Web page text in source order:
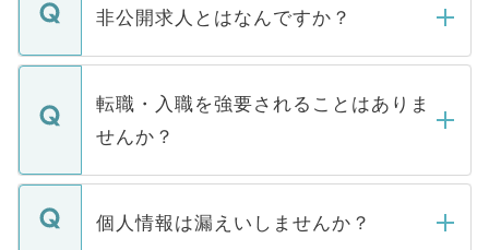
登録内容を確認し、その後メールもしくは
ます。通常、5営業日以内にはご連絡をせて
いただきますので、しばらくお待ちくださ
非公開求人とはなんですか？
マイナビDOCTORで取り扱っている求人の
うち約3割は、Webサイトからご覧いただ
けない「非公開求人」です。非公開求人は
下記の理由によって、一般には公開してい
ません。
■応募殺到を避けるため 人気のある医療機
転職・入職を強要されることはありま
せんか？
転職・入職を強要することは一切ありませ
ん。また、仮に応募先から内定をいただい
個人情報は漏えいしませんか？